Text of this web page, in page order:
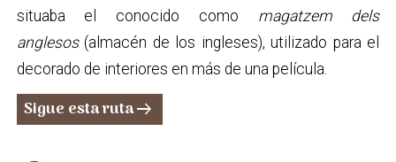
situaba el conocido como magatzem dels
anglesos (almacén de los ingleses), utilizado para el
decorado de interiores en más de una película.
Sigue esta rutaarrow_right_alt